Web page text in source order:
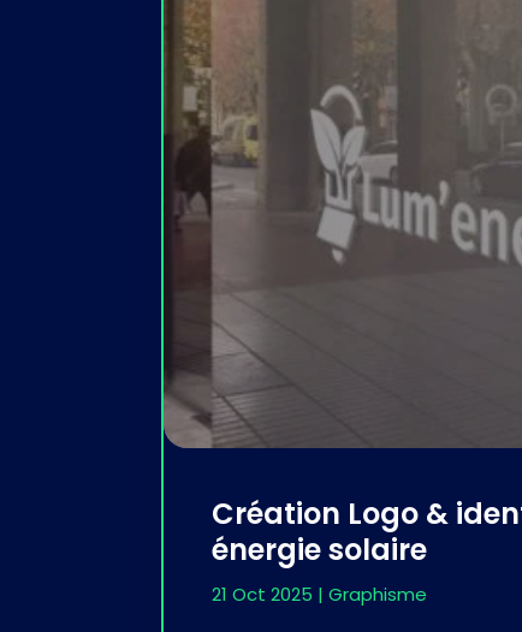
Création Logo &
énergie solaire
21 Oct 2025 |Graphisme